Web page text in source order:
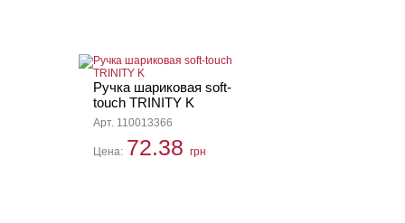
Ручка шариковая soft-
touch TRINITY K
Арт. 110013366
Цена: 72.38 грн